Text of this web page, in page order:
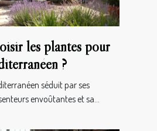
les plantes pour
?
séduit par ses
envoûtantes et sa...